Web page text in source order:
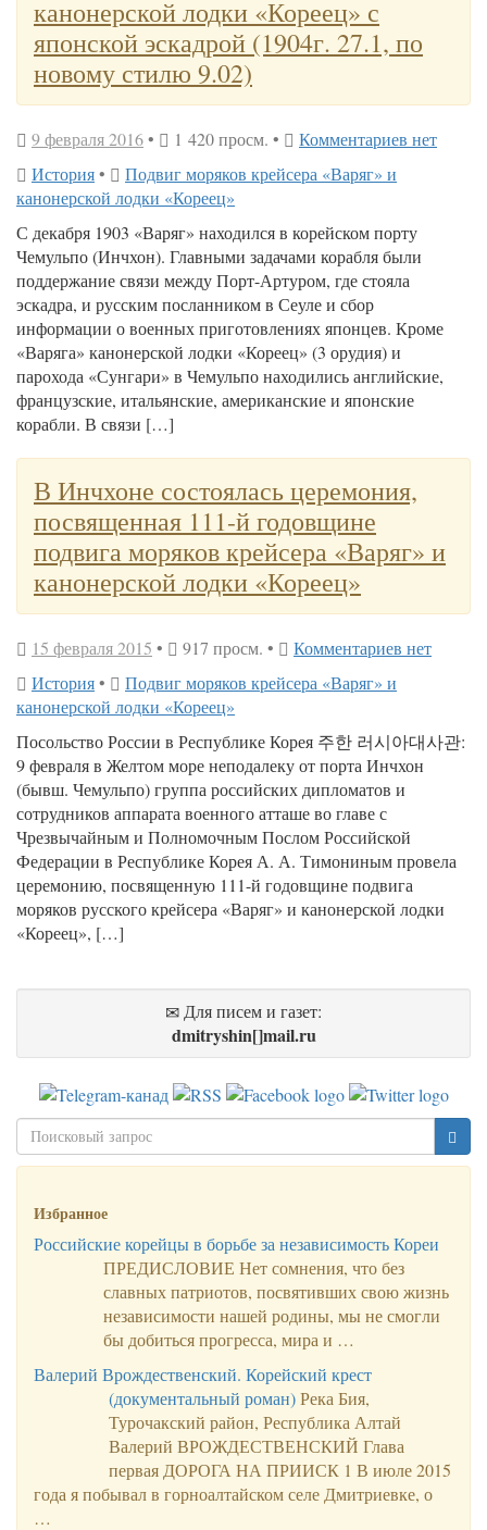
канонерской лодки «Кореец» с
японской эскадрой (1904г. 27.1, по
новому стилю 9.02)
9 февраля 2016• 1 420 просм. •
Комментариев нет
История•
Подвиг моряков крейсера «Варяг» и
канонерской лодки «Кореец»
С декабря 1903 «Варяг» находился в корейском порту
Чемульпо (Инчхон). Главными задачами корабля были
поддержание связи между Порт-Артуром, где стояла
эскадра, и русским посланником в Сеуле и сбор
информации о военных приготовлениях японцев. Кроме
«Варяга» канонерской лодки «Кореец» (3 орудия) и
парохода «Сунгари» в Чемульпо находились английские,
французские, итальянские, американские и японские
корабли. В связи […]
В Инчхоне состоялась церемония,
посвященная 111-й годовщине
подвига моряков крейсера «Варяг» и
канонерской лодки «Кореец»
15 февраля 2015 • 917 просм. •
Комментариев нет
История•
Подвиг моряков крейсера «Варяг» и
канонерской лодки «Кореец»
Посольство России в Республике Корея 주한 러시아대사관:
9 февраля в Желтом море неподалеку от порта Инчхон
(бывш. Чемульпо) группа российских дипломатов и
сотрудников аппарата военного атташе во главе с
Чрезвычайным и Полномочным Послом Российской
Федерации в Республике Корея А. А. Тимониным провела
церемонию, посвященную 111-й годовщине подвига
моряков русского крейсера «Варяг» и канонерской лодки
«Кореец», […]
Для писем и газет:
dmitryshin[]mail.ru
Избранное
Российские корейцы в борьбе за независимость Кореи
ПРЕДИСЛОВИЕ Нет сомнения, что без
славных патриотов, посвятивших свою жизнь
независимости нашей родины, мы не смог­ли
бы добиться прогресса, мира и …
Валерий Врождественский. Корейский крест
(документальный роман)Река Бия,
Турочакский район, Республика Алтай
Валерий ВРОЖДЕСТВЕНСКИЙ Глава
первая ДОРОГА НА ПРИИСК 1 В июле 2015
года я побывал в горноалтайском селе Дмитриевке, о
…